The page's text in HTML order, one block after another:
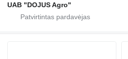
UAB "DOJUS Agro"